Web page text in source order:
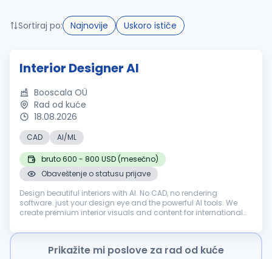
Sortiraj po: Najnovije Uskoro ističe
Interior Designer AI
Booscala OÜ
Rad od kuće
18.08.2026
CAD AI/ML
bruto 600 - 800 USD (mesečno)
Obaveštenje o statusu prijave
Design beautiful interiors with AI. No CAD, no rendering
software. just your design eye and the powerful AI tools. We
create premium interior visuals and content for international
stat...
Prikažite mi poslove za rad od kuće